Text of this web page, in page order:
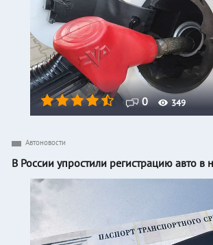
0 349
Автоновости
В России упростили регистрацию авто в